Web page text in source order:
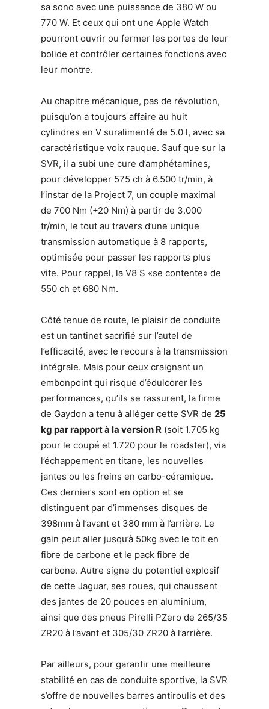
sa sono avec une puissance de 380 W ou
770 W. Et ceux qui ont une Apple Watch
pourront ouvrir ou fermer les portes de leur
bolide et contrôler certaines fonctions avec
leur montre.
Au chapitre mécanique, pas de révolution,
puisqu’on a toujours affaire au huit
cylindres en V suralimenté de 5.0 l, avec sa
caractéristique voix rauque. Sauf que sur la
SVR, il a subi une cure d’amphétamines,
pour développer 575 ch à 6.500 tr/min, à
l’instar de la Project 7, un couple maximal
de 700 Nm (+20 Nm) à partir de 3.000
tr/min, le tout au travers d’une unique
transmission automatique à 8 rapports,
optimisée pour passer les rapports plus
vite. Pour rappel, la V8 S «se contente» de
550 ch et 680 Nm.
Côté tenue de route, le plaisir de conduite
est un tantinet sacrifié sur l’autel de
l’efficacité, avec le recours à la transmission
intégrale. Mais pour ceux craignant un
embonpoint qui risque d’édulcorer les
performances, qu’ils se rassurent, la firme
de Gaydon a tenu à alléger cette SVR de 25
kg par rapport à la version R (soit 1.705 kg
pour le coupé et 1.720 pour le roadster), via
l’échappement en titane, les nouvelles
jantes ou les freins en carbo-céramique.
Ces derniers sont en option et se
distinguent par d’immenses disques de
398mm à l’avant et 380 mm à l’arrière. Le
gain peut aller jusqu’à 50kg avec le toit en
fibre de carbone et le pack fibre de
carbone. Autre signe du potentiel explosif
de cette Jaguar, ses roues, qui chaussent
des jantes de 20 pouces en aluminium,
ainsi que des pneus Pirelli PZero de 265/35
ZR20 à l’avant et 305/30 ZR20 à l’arrière.
Par ailleurs, pour garantir une meilleure
stabilité en cas de conduite sportive, la SVR
s’offre de nouvelles barres antiroulis et des